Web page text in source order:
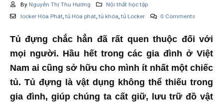
By Nguyễn Thị Thu Hương
Nội thất học tập
locker Hòa Phát,tủ Hòa phát,tủ khóa,tủ Locker 0 Comments
Tủ đựng chắc hẳn đã rất quen thuộc đối với
mọi người. Hầu hết trong các gia đình ở Việt
Nam ai cũng sở hữu cho mình ít nhất một chiếc
tủ. Tủ đựng là vật dụng không thể thiếu trong
gia đình, giúp chúng ta cất giữ, lưu trữ đồ vật